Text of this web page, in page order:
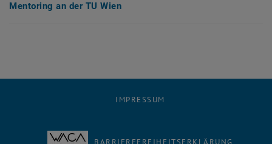
Mentoring an der TU Wien
IMPRESSUM